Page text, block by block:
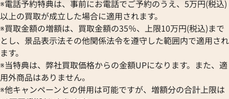
日時点の参考買取価格です
363,000円
※2026年1月9日時点の参考買
※電話予約特典は、事前にお電話でご予約のうえ、5万円(税込)
以上の買取が成立した場合に適用されます。
※買取金額の増額は、買取金額の35％、上限10万円(税込)まで
とし、景品表示法その他関係法令を遵守した範囲内で適用され
ます。
※当特典は、弊社買取価格からの金額UPになります。また、適
用外商品はありません。
※他キャンペーンとの併用は可能ですが、増額分の合計上限は